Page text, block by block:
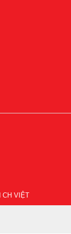
CH VIỆT